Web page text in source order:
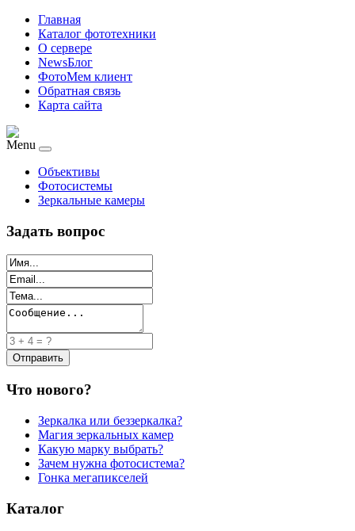
Главная
Каталог фототехники
О сервере
NewsБлог
ФотоМем клиент
Обратная связь
Карта сайта
Menu
Объективы
Фотосистемы
Зеркальные камеры
Задать вопрос
Что нового?
Зеркалка или беззеркалка?
Магия зеркальных камер
Какую марку выбрать?
Зачем нужна фотосистема?
Гонка мегапикселей
Каталог